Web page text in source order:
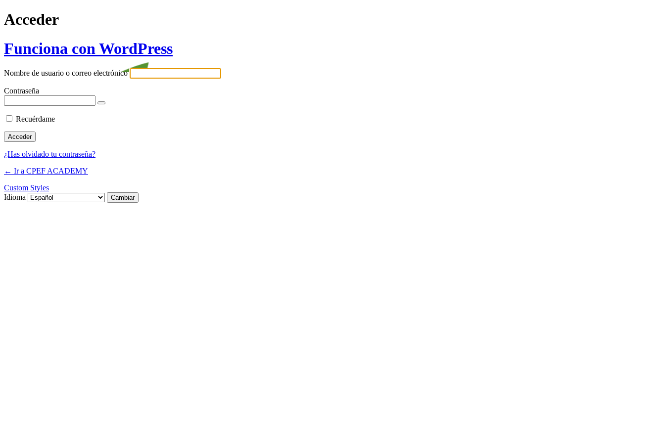
Acceder
Funciona con WordPress
Nombre de usuario o correo electrónico
Contraseña
Recuérdame
¿Has olvidado tu contraseña?
← Ir a CPEF ACADEMY
Custom Styles
Idioma